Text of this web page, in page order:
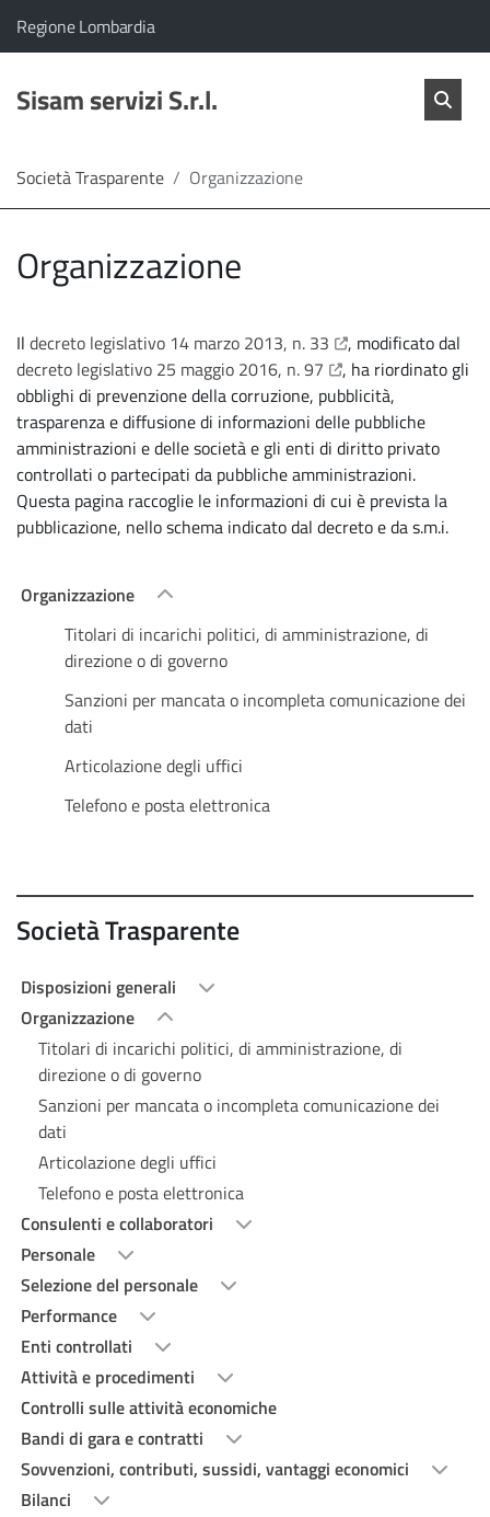
Home
Servizi
diretta
Il comune di Sisam servizi S.r.l. appartiene a:
Regione Lombardia(Apre il link in una nuova scheda)
Sisam servizi S.r.l. salta
Società Trasparente Organizzazione
Organizzazione
Il decreto legislativo 14 marzo 2013, n. 33 apre il link in una
, modificato dal
decreto legislativo 25 maggio 2016, n. 97 apre il link in una
, ha riordinato gli
obblighi di prevenzione della corruzione, pubblicità,
trasparenza e diffusione di informazioni delle pubbliche
amministrazioni e delle società e gli enti di diritto privato
controllati o partecipati da pubbliche amministrazioni.
Questa pagina raccoglie le informazioni di cui è prevista la
pubblicazione, nello schema indicato dal decreto e da s.m.i.
Organizzazione
Titolari di incarichi politici, di amministrazione, di
direzione o di governo
Sanzioni per mancata o incompleta comunicazione dei
dati
Articolazione degli uffici
Telefono e posta elettronica
Società Trasparente
Disposizioni generali
Organizzazione
Titolari di incarichi politici, di amministrazione, di
direzione o di governo
Sanzioni per mancata o incompleta comunicazione dei
dati
Articolazione degli uffici
Telefono e posta elettronica
Consulenti e collaboratori
Personale
Selezione del personale
Performance
Enti controllati
Attività e procedimenti
Controlli sulle attività economiche
Bandi di gara e contratti
Sovvenzioni, contributi, sussidi, vantaggi economici
Bilanci